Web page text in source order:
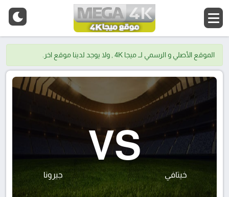
الموقع الأصلي و الرسمي لــ ميجا 4K , ولا يوجد لدينا موقع اخر.
خيتافي
VS
جيرونا